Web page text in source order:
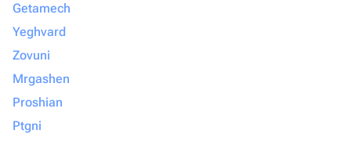
Getamech
Yeghvard
Zovuni
Mrgashen
Proshian
Ptgni